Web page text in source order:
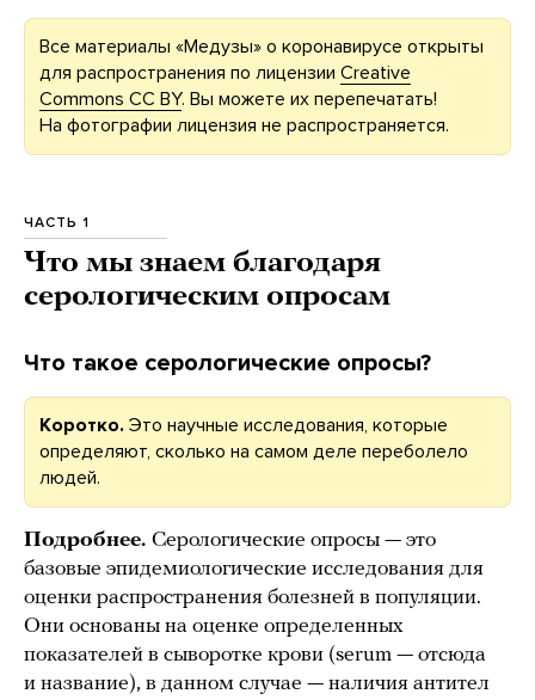
Все материалы «Медузы» о коронавирусе открыты
для распространения по лицензии Creative
Commons CC BY. Вы можете их перепечатать!
На фотографии лицензия не распространяется.
ЧАСТЬ 1
Что мы знаем благодаря
серологическим опросам
Что такое серологические опросы?
Коротко. Это научные исследования, которые
определяют, сколько на самом деле переболело
людей.
Подробнее. Серологические опросы — это
базовые эпидемиологические исследования для
оценки распространения болезней в популяции.
Они основаны на оценке определенных
показателей в сыворотке крови (serum — отсюда
и название), в данном случае — наличия антител